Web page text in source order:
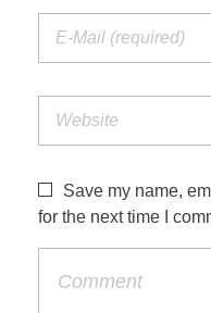
Save my name,
for the next time I